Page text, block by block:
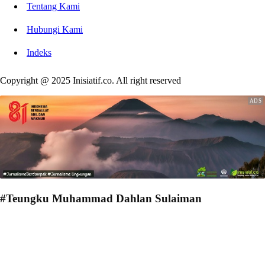
Tentang Kami
Hubungi Kami
Indeks
Copyright @ 2025 Inisiatif.co. All right reserved
#Teungku Muhammad Dahlan Sulaiman